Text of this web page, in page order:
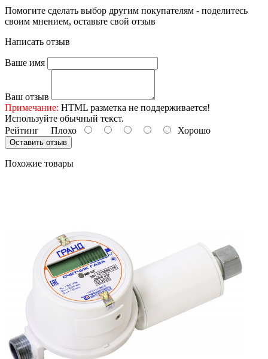
Помогите сделать выбор другим покупателям - поделитесь
своим мнением, оставьте свой отзыв
Написать отзыв
Ваше имя
Ваш отзыв
Примечание: HTML разметка не поддерживается!
Используйте обычный текст.
Рейтинг Плохо Хорошо
Оставить отзыв
Похожие товары